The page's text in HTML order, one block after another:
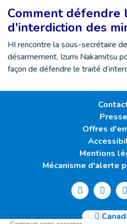
Comment défendre
d'interdiction des
HI rencontre la sous-secrétaire
désarmement, Izumi Nakamitsu
façon de défendre le traité
Presse
Offres
Mentions
Mécanisme d'alerte